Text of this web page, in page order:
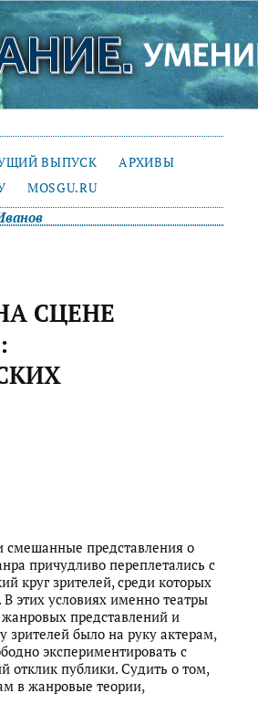
ВЫПУСК
АРХИВЫ
MOSGU.RU
СЦЕНЕ
смешанные представления о
причудливо переплетались с
круг зрителей, среди которых
этих условиях именно театры
представлений и
зрителей было на руку актерам,
экспериментировать с
публики. Судить о том,
в жанровые теории,